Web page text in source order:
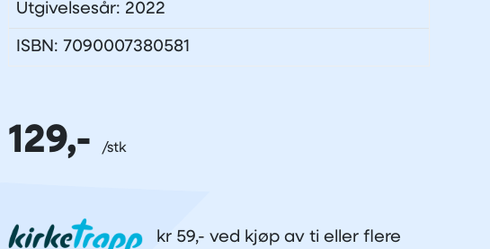
Utgivelsesår: 2022
ISBN: 7090007380581
129,-
kr 59,- ved kjøp av ti eller flere